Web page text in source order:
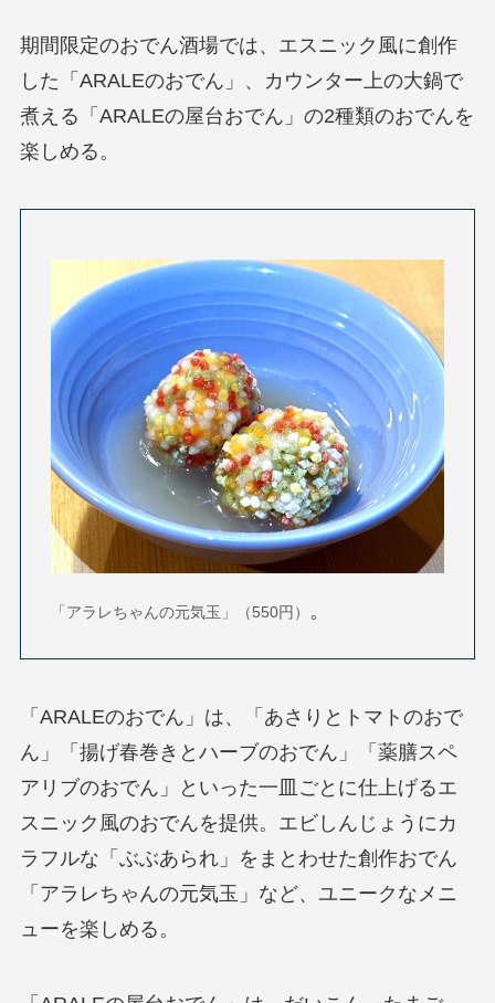
期間限定のおでん酒場では、エスニック風に創作
した「ARALEのおでん」、カウンター上の大鍋で
煮える「ARALEの屋台おでん」の2種類のおでんを
楽しめる。
「アラレちゃんの元気玉」（550円） 。
「ARALEのおでん」は、「あさりとトマトのおで
ん」「揚げ春巻きとハーブのおでん」「薬膳スペ
アリブのおでん」といった一皿ごとに仕上げるエ
スニック風のおでんを提供。エビしんじょうにカ
ラフルな「ぶぶあられ」をまとわせた創作おでん
「アラレちゃんの元気玉」など、ユニークなメニ
ューを楽しめる。